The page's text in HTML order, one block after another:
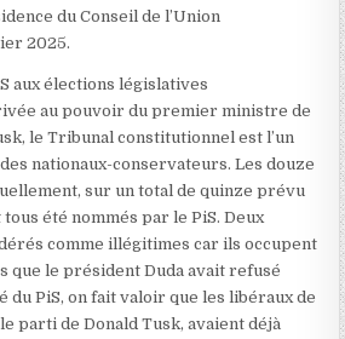
du Conseil de l’Union
2025.
aux élections législatives
au pouvoir du premier ministre de
le Tribunal constitutionnel est l’un
nationaux-conservateurs. Les douze
sur un total de quinze prévu
été nommés par le PiS. Deux
comme illégitimes car ils occupent
que le président Duda avait refusé
du PiS, on fait valoir que les libéraux de
parti de Donald Tusk, avaient déjà